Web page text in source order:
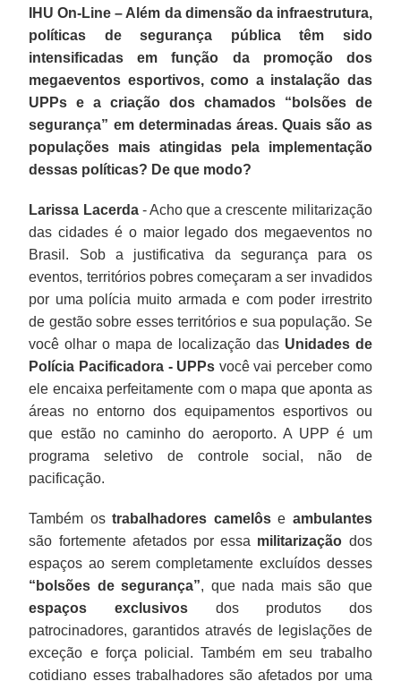
IHU On-Line – Além da dimensão da infraestrutura,
políticas de segurança pública têm sido
intensificadas em função da promoção dos
megaeventos esportivos, como a instalação das
UPPs e a criação dos chamados “bolsões de
segurança” em determinadas áreas. Quais são as
populações mais atingidas pela implementação
dessas políticas? De que modo?
Larissa Lacerda- Acho que a crescente militarização
das cidades é o maior legado dos megaeventos no
Brasil. Sob a justificativa da segurança para os
eventos, territórios pobres começaram a ser invadidos
por uma polícia muito armada e com poder irrestrito
de gestão sobre esses territórios e sua população. Se
você olhar o mapa de localização das Unidades de
Polícia Pacificadora - UPPs você vai perceber como
ele encaixa perfeitamente com o mapa que aponta as
áreas no entorno dos equipamentos esportivos ou
que estão no caminho do aeroporto. A UPP é um
programa seletivo de controle social, não de
pacificação.
Também ostrabalhadores camelôse ambulantes
são fortemente afetados por essa militarização dos
espaços ao serem completamente excluídos desses
“bolsões de segurança”, que nada mais são que
espaços exclusivosdos produtos dos
patrocinadores, garantidos através de legislações de
exceção e força policial. Também em seu trabalho
cotidiano esses trabalhadores são afetados por uma